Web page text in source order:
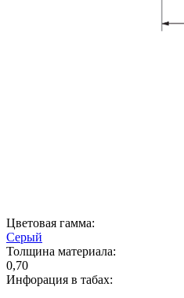
Цветовая гамма:
Серый
Толщина материала:
0,70
Инфорация в табах: